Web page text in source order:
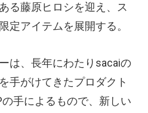
る藤原ヒロシを迎え、ス
定アイテムを展開する。
は、長年にわたりsacaiの
手がけてきたプロダクト
の手によるもので、新しい